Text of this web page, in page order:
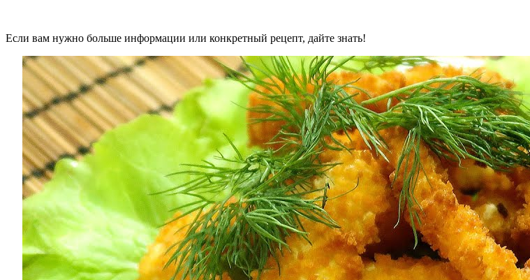
Если вам нужно больше информации или конкретный рецепт, дайте знать!